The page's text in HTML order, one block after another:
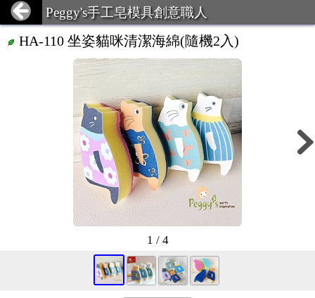
Peggy's手工皂模具創意職人
HA-110 坐姿貓咪清潔海綿(隨機2入)
1 / 4